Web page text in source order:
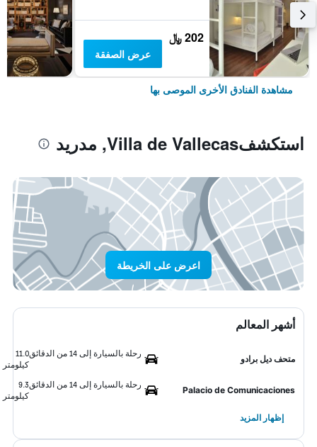
202 ﷼
عرض الصفقة
مشاهدة الفنادق الأخرى الموصى بها
استكشفVilla de Vallecas, مدريد
اعرض على الخريطة
أشهر المعالم
متحف ديل برادو
رحلة بالسيارة إلى 14 من الدقائق
11.0
كيلومتر
Palacio de Comunicaciones
رحلة بالسيارة إلى 14 من الدقائق
9.3
كيلومتر
إظهار المزيد